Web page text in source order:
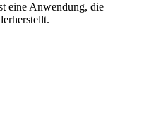
eine Anwendung, die